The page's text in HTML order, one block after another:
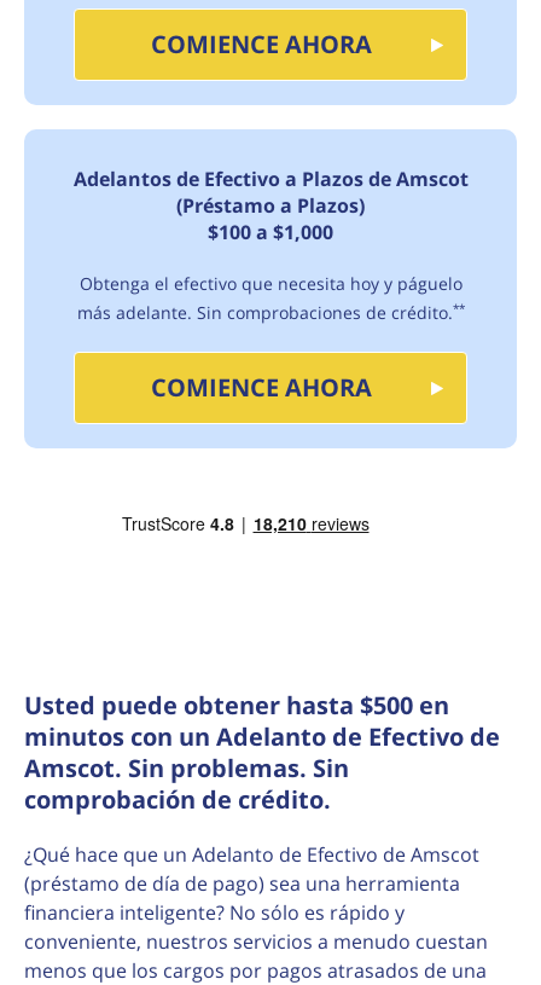
COMIENCE AHORA
Adelantos de Efectivo a Plazos de Amscot
(Préstamo a Plazos)
$100 a $1,000
Obtenga el efectivo que necesita hoy y páguelo
más adelante. Sin comprobaciones de crédito.**
COMIENCE AHORA
Usted puede obtener hasta $500 en
minutos con un Adelanto de Efectivo de
Amscot. Sin problemas. Sin
comprobación de crédito.
¿Qué hace que un Adelanto de Efectivo de Amscot
(préstamo de día de pago) sea una herramienta
financiera inteligente? No sólo es rápido y
conveniente, nuestros servicios a menudo cuestan
menos que los cargos por pagos atrasados de una